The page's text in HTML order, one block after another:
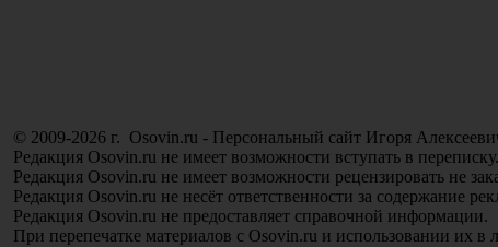
© 2009-2026 г. Osovin.ru - Персональный сайт Игоря
Редакция Osovin.ru не имеет возможности вступать в переписку.
Редакция Osovin.ru не имеет возможности рецензировать не
Редакция Osovin.ru не несёт ответственности за содержание
Редакция Osovin.ru не предоставляет справочной информации.
При перепечатке материалов с Osovin.ru и использовании их в